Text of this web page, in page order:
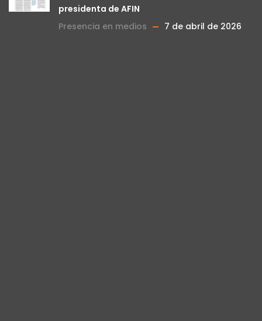
presidenta de AFIN
Presencia en medios
7 de abril de 2026